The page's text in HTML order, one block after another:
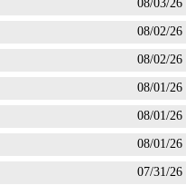
08/03/26
08/02/26
08/02/26
08/01/26
08/01/26
08/01/26
07/31/26